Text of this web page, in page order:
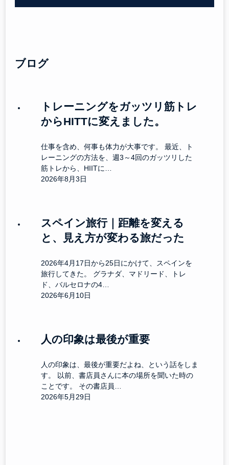
ブログ
トレーニングをガッツリ筋トレ
からHITTに変えました。
仕事を含め、何事も体力が大事です。 最近、ト
レーニングの方法を、週3～4回のガッツリした
筋トレから、HIITに…
2026年8月3日
スペイン旅行｜距離を変える
と、見え方が変わる旅だった
2026年4月17日から25日にかけて、スペインを
旅行してきた。 グラナダ、マドリード、トレ
ド、バルセロナの4…
2026年6月10日
人の印象は最後が重要
人の印象は、最後が重要だよね、という話をしま
す。 以前、書店員さんに本の場所を聞いた時の
ことです。 その書店員…
2026年5月29日